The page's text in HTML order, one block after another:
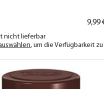
9,99
nicht lieferbar
, um die Verfügbarkeit zu